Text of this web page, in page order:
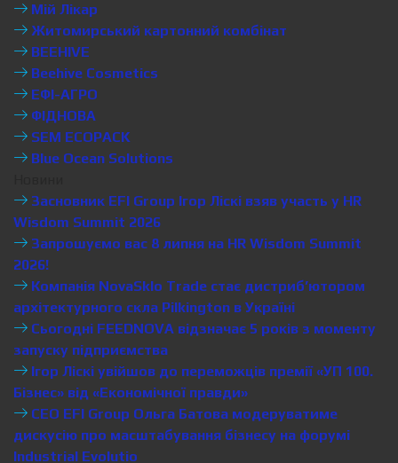
Мій Лікар
Житомирський картонний комбінат
BEEHIVE
Beehive Cosmetics
ЕФІ-АГРО
ФІДНОВА
SEM ECOPACK
Blue Ocean Solutions
Засновник EFI Group Ігор Ліскі взяв участь у HR
Wisdom Summit 2026
Запрошуємо вас 8 липня на HR Wisdom Summit
2026!
Компанія NovaSklo Trade стає дистриб’ютором
архітектурного скла Pilkington в Україні
Сьогодні FEEDNOVA відзначає 5 років з моменту
запуску підприємства
Ігор Ліскі увійшов до переможців премії «УП 100.
Бізнес» від «Економічної правди»
CEO EFI Group Ольга Батова модеруватиме
дискусію про масштабування бізнесу на форумі
Industrial Evolutio